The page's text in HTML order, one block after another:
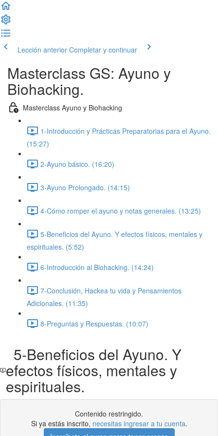
Lección anterior Completar y continuar
Masterclass GS: Ayuno y
Biohacking.
Masterclass Ayuno y Biohacking
1-Introducción y Prácticas Preparatorias para el Ayuno.
(15:27)
2-Ayuno básico. (16:20)
3-Ayuno Prolongado. (14:15)
4-Cómo romper el ayuno y notas generales. (13:25)
5-Beneficios del Ayuno. Y efectos físicos, mentales y
espirituales. (5:52)
6-Introducción al Biohacking. (14:24)
7-Conclusión, Hackea tu vida y Pensamientos
Adicionales. (11:35)
8-Preguntas y Respuestas. (10:07)
5-Beneficios del Ayuno. Y
efectos físicos, mentales y
espirituales.
Contenido restringido.
Si ya estás inscrito, necesitas ingresar a tu cuenta.